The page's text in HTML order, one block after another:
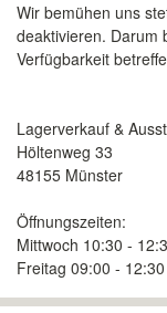
Wir bemühen uns
deaktivieren. Darum
Verfügbarkeit
Lagerverkauf &
Höltenweg 33
48155 Münster
Öffnungszeiten:
Mittwoch 10:30 -
Freitag 09:00 -